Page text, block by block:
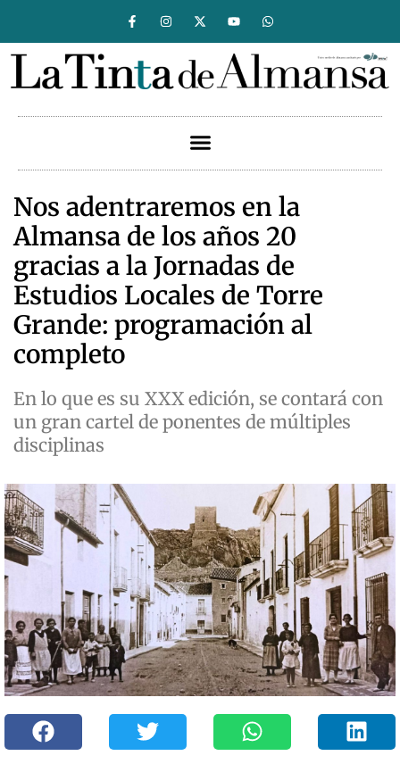
Nos adentraremos en la
Almansa de los años 20
gracias a la Jornadas de
Estudios Locales de Torre
Grande: programación al
completo
En lo que es su XXX edición, se contará con
un gran cartel de ponentes de múltiples
disciplinas